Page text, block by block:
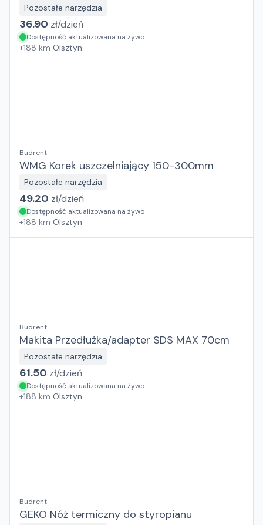
Pozostałe narzędzia
36.90 zł/dzień
Dostępność aktualizowana na żywo
+188 km Olsztyn
Budrent
WMG Korek uszczelniający 150-300mm
Pozostałe narzędzia
49.20 zł/dzień
Dostępność aktualizowana na żywo
+188 km Olsztyn
Budrent
Makita Przedłużka/adapter SDS MAX 70cm
Pozostałe narzędzia
61.50 zł/dzień
Dostępność aktualizowana na żywo
+188 km Olsztyn
Budrent
GEKO Nóż termiczny do styropianu